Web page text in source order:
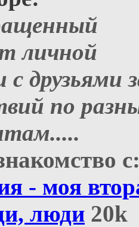
личной
с
по
.....
с
- моя
люди 20k